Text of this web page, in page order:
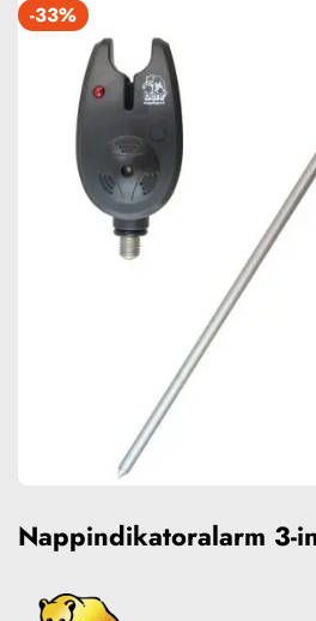
-33%
Nappindikatoralarm 3-